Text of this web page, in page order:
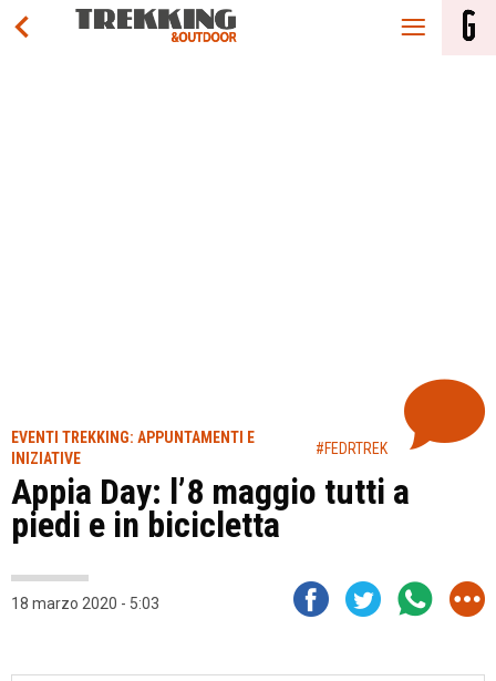
EVENTI TREKKING: APPUNTAMENTI E
INIZIATIVE
#FEDRTREK
Appia Day: l’8 maggio tutti a
piedi e in bicicletta
18 marzo 2020 - 5:03